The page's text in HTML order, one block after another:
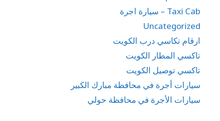
Taxi Cab – سيارة اجرة
Uncategorized
ارقام تكاسي درب الكويت
تاكسي المطار الكويت
تاكسي توصيل الكويت
سيارات أجرة في محافظة مبارك الكبير
سيارات الأجرة في محافظة حولي